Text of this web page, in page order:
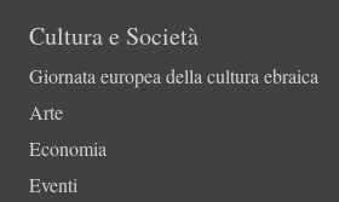
Cultura e Società
Giornata europea della cultura ebraica
Arte
Economia
Eventi